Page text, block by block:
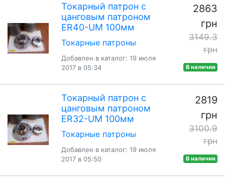
Токарный патрон с
цанговым патроном
ER40-UM 100мм
Токарные патроны
Добавлен в каталог: 19 июля
2017 в 05:34
2863
грн
3149.3
грн
В наличии
Токарный патрон с
цанговым патроном
ER32-UM 100мм
Токарные патроны
Добавлен в каталог: 19 июля
2017 в 05:50
2819
грн
3100.9
грн
В наличии